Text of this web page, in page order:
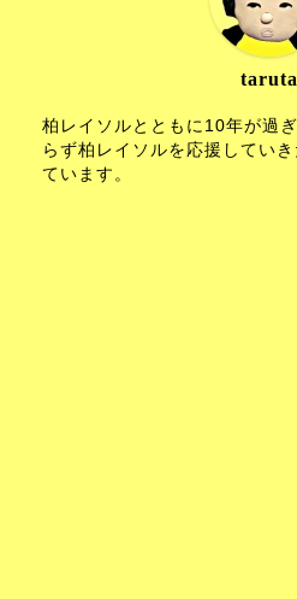
taruta
柏レイソルとともに10年が過
らず柏レイソルを応援してい
ています。